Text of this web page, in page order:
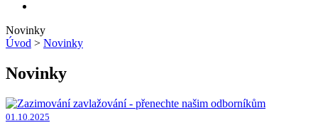
Novinky
Úvod > Novinky
Novinky
01.10.2025